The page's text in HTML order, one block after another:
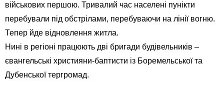
військових першою. Тривалий час населені пунікти
перебували під обстрілами, перебуваючи на лінії вогню.
Тепер йде відновлення житла.
Нині в регіоні працюють дві бригади будівельників –
євангельські християни-баптисти із Боремельської та
Дубенської тергромад.